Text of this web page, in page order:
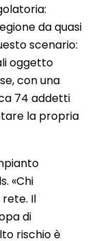
da quasi
scenario:
oggetto
con una
74 addetti
la propria
«Chi
Il
di
rischio è